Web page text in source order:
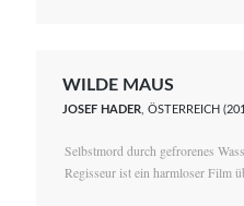
WILDE MAUS
JOSEF HADER , ÖSTERREICH
Selbstmord durch gefrorenes
Regisseur ist ein harmloser Film